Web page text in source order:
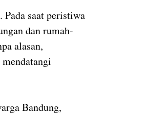
saat peristiwa
dan rumah-
alasan,
Bandung,